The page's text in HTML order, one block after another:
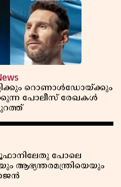
റൊണാൾഡോയ്ക്കും
പോലീസ് രേഖകൾ
പോലെ
ആഭ്യന്തരമന്ത്രിയെയും